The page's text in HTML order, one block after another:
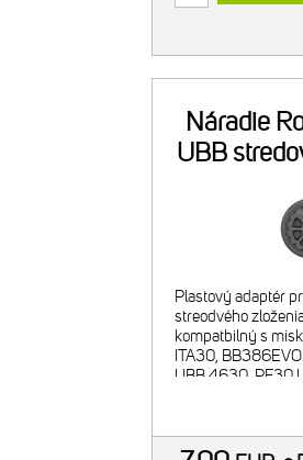
Náradie
UBB
Plastový adaptér
streodvého
kompatbilný s
ITA30,
UBB 4630, PF30
vlákna